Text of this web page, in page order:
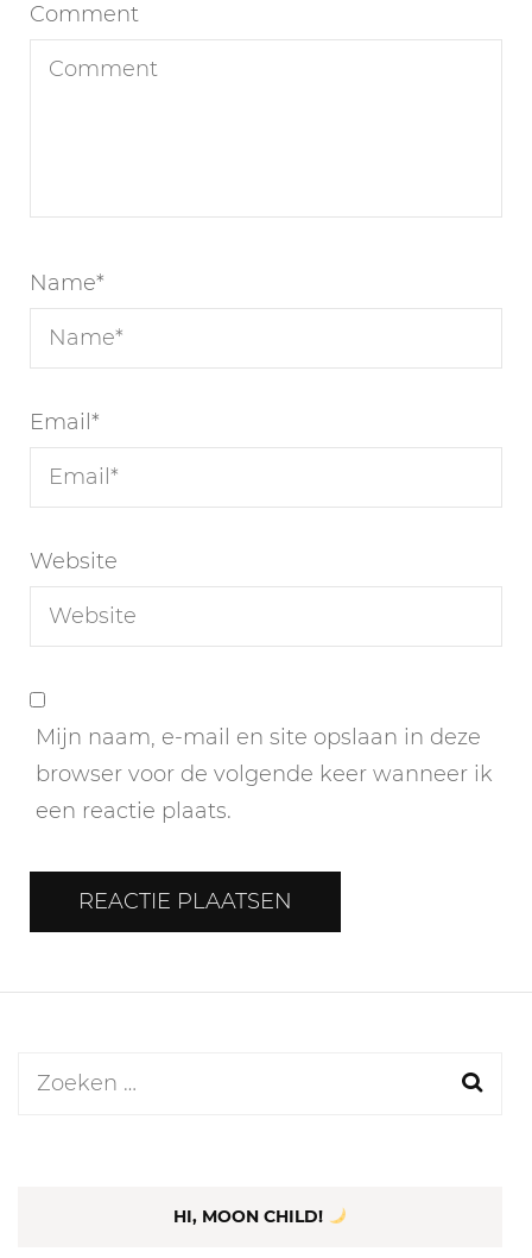
Comment
Name*
Email *
Website
Mijn naam, e-mail en site opslaan in deze
browser voor de volgende keer wanneer ik
een reactie plaats.
Zoeken
HI, MOON CHILD!